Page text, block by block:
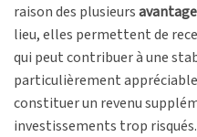
raison des plusieurs
lieu, elles permettent de
qui peut contribuer à une
particulièrement appréciable
constituer un revenu
investissements trop risqués.